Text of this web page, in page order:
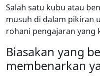
Salah satu kubu atau
musuh di dalam pikiran
rohani pengajaran yang
Biasakan yang
membenarkan